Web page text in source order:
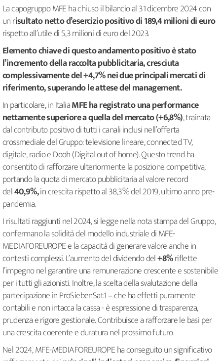
La capogruppo MFE ha chiuso il bilancio al 31 dicembre 2024 con
un risultato netto d’esercizio positivo di 189,4 milioni di euro
rispetto all’utile di 5,3 milioni di euro del 2023.
Elemento chiave di questo andamento positivo è stato
l’incremento della raccolta pubblicitaria, cresciuta
complessivamente del +4,7% nei due principali mercati di
riferimento, superando le attese del management.
In particolare, in ItaliaMFE ha registrato una performance
nettamente superiore a quella del mercato (+6,8%), trainata
dal contributo positivo di tutti i canali inclusi nell’offerta
crossmediale del Gruppo: televisione lineare, connected TV,
digitale, radio e Dooh (Digital out of home). Questo trend ha
consentito di rafforzare ulteriormente la posizione competitiva,
portando la quota di mercato pubblicitaria al valore record
del40,9%,in crescita rispetto al 38,3% del 2019, ultimo anno pre-
pandemia.
I risultati raggiunti nel 2024, si legge nella nota stampa del Gruppo,
confermano la solidità del modello industriale di MFE-
MEDIAFOREUROPE e la capacità di generare valore anche in
contesti complessi. L’aumento del dividendo del+8%riflette
l’impegno nel garantire una remunerazione crescente e sostenibile
per i tutti gli azionisti. Inoltre, la scelta della svalutazione della
partecipazione in ProSiebenSat.1 – che ha effetti puramente
contabili e non intacca la cassa - è espressione di trasparenza,
prudenza e rigore gestionale. Contribuisce a rafforzare le basi per
una crescita coerente e duratura nel prossimo futuro.
Nel 2024, MFE-MEDIAFOREUROPE ha conseguito un significativo